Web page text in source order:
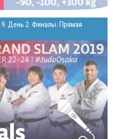
День 2. Финалы. Прямая